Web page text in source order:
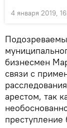
4 января 2019,
бизнесмен
связи с
арестом, так